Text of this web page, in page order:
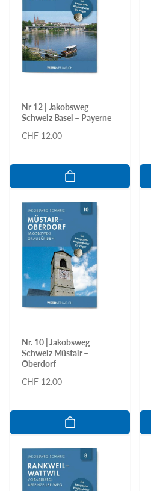
Nr 12 | Jakobsweg
Schweiz Basel – Payerne
Normaler
CHF 12.00
Nr. 10 | Jakobsweg
Schweiz Müstair –
Oberdorf
Normaler
CHF 12.00